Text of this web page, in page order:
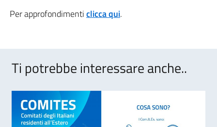
Per approfondimenticlicca qui.
Ti potrebbe interessare anche..